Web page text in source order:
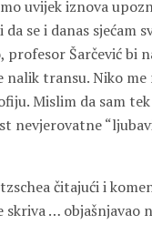
uvijek iznova
se i danas sjećam
profesor Šarčević bi
nalik transu. Niko
Mislim da sam
nevjerovatne
čitajući i
… objašnjavao